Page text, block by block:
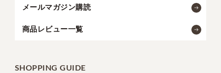
メールマガジン購読
商品レビュー一覧
SHOPPING GUIDE